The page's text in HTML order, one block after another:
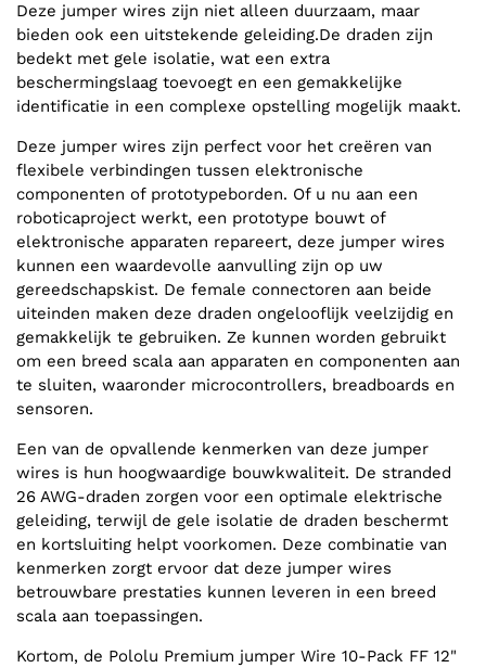
Deze jumper wires zijn niet alleen duurzaam, maar
bieden ook een uitstekende geleiding.De draden zijn
bedekt met gele isolatie, wat een extra
beschermingslaag toevoegt en een gemakkelijke
identificatie in een complexe opstelling mogelijk maakt.
Deze jumper wires zijn perfect voor het creëren van
flexibele verbindingen tussen elektronische
componenten of prototypeborden. Of u nu aan een
roboticaproject werkt, een prototype bouwt of
elektronische apparaten repareert, deze jumper wires
kunnen een waardevolle aanvulling zijn op uw
gereedschapskist. De female connectoren aan beide
uiteinden maken deze draden ongelooflijk veelzijdig en
gemakkelijk te gebruiken. Ze kunnen worden gebruikt
om een breed scala aan apparaten en componenten aan
te sluiten, waaronder microcontrollers, breadboards en
sensoren.
Een van de opvallende kenmerken van deze jumper
wires is hun hoogwaardige bouwkwaliteit. De stranded
26 AWG-draden zorgen voor een optimale elektrische
geleiding, terwijl de gele isolatie de draden beschermt
en kortsluiting helpt voorkomen. Deze combinatie van
kenmerken zorgt ervoor dat deze jumper wires
betrouwbare prestaties kunnen leveren in een breed
scala aan toepassingen.
Kortom, de Pololu Premium jumper Wire 10-Pack FF 12"